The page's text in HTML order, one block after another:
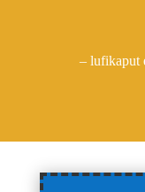
– lufikaput